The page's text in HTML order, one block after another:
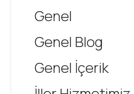
Genel
Genel Blog
Genel İçerik